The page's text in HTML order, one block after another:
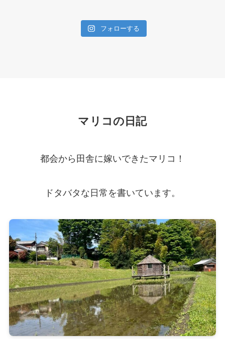
フォローする
マリコの日記
都会から田舎に嫁いできたマリコ！
ドタバタな日常を書いています。